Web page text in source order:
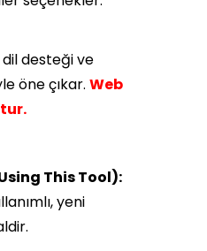
desteği ve
öne çıkar. Web
This Tool):
yeni